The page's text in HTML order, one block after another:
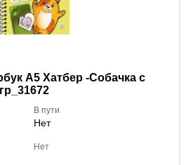
А5 Хатбер -Собачка с
В пути
Нет
Нет